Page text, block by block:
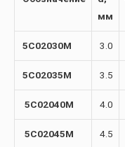
мм
5C02030M 3.0
5C02035M 3.5
5C02040M 4.0
5C02045M 4.5